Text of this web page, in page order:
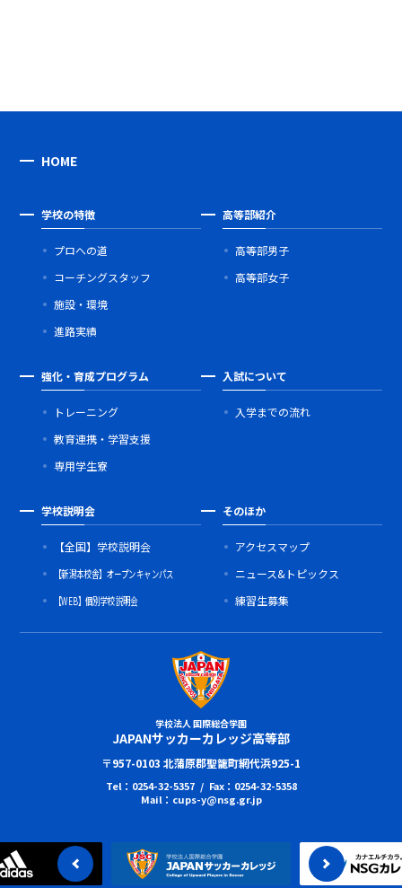
HOME
学校の特徴
プロへの道
コーチングスタッフ
施設・環境
進路実績
高等部紹介
高等部男子
高等部女子
強化・育成プログラム
トレーニング
教育連携・学習支援
専用学生寮
入試について
入学までの流れ
学校説明会
【全国】学校説明会
【新潟本校舎】オープンキャンパス
【WEB】個別学校説明会
そのほか
アクセスマップ
ニュース&トピックス
練習生募集
学校法人 国際総合学園
JAPANサッカーカレッジ高等部
〒957-0103 北蒲原郡聖籠町網代浜925-1
Tel：0254-32-5357 / Fax：0254-32-5358
Mail：cups-y@nsg.gr.jp